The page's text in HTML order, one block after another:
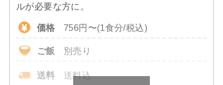
コレステロール
ルが必要な方に。
価格 756円〜(1食分/税込)
ご飯 別売り
送料 送料込